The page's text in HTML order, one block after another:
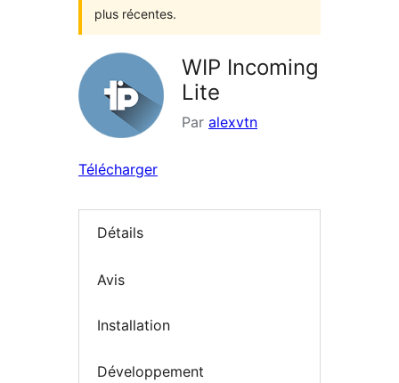
plus récentes.
WIP Incoming
Lite
Par alexvtn
Télécharger
Détails
Avis
Installation
Développement